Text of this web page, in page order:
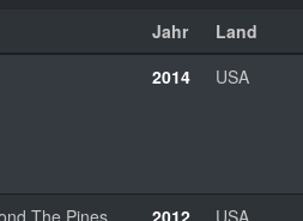
Jahr Land
2014 USA
The Pines 2012 USA